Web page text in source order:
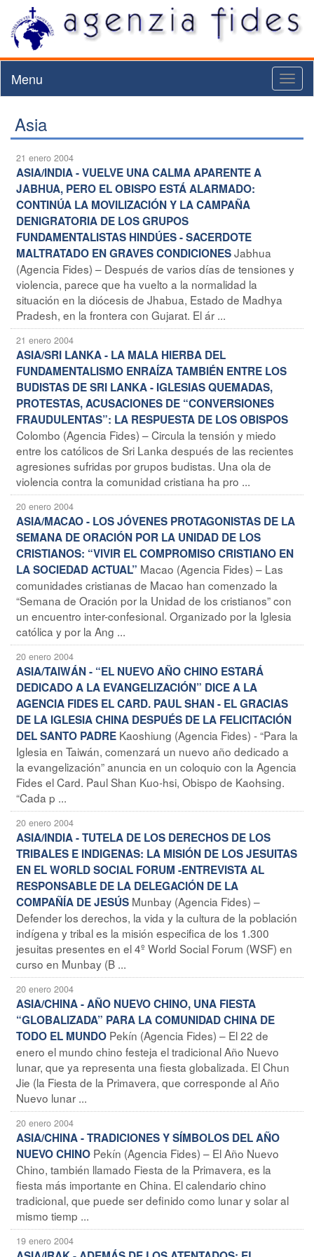
Menu
Asia
21 enero 2004
ASIA/INDIA - VUELVE UNA CALMA APARENTE A
JABHUA, PERO EL OBISPO ESTÁ ALARMADO:
CONTINÚA LA MOVILIZACIÓN Y LA CAMPAÑA
DENIGRATORIA DE LOS GRUPOS
FUNDAMENTALISTAS HINDÚES - SACERDOTE
MALTRATADO EN GRAVES CONDICIONESJabhua
(Agencia Fides) – Después de varios días de tensiones y
violencia, parece que ha vuelto a la normalidad la
situación en la diócesis de Jhabua, Estado de Madhya
Pradesh, en la frontera con Gujarat. El ár ...
21 enero 2004
ASIA/SRI LANKA - LA MALA HIERBA DEL
FUNDAMENTALISMO ENRAÍZA TAMBIÉN ENTRE LOS
BUDISTAS DE SRI LANKA - IGLESIAS QUEMADAS,
PROTESTAS, ACUSACIONES DE “CONVERSIONES
FRAUDULENTAS”: LA RESPUESTA DE LOS OBISPOS
Colombo (Agencia Fides) – Circula la tensión y miedo
entre los católicos de Sri Lanka después de las recientes
agresiones sufridas por grupos budistas. Una ola de
violencia contra la comunidad cristiana ha pro ...
20 enero 2004
ASIA/MACAO - LOS JÓVENES PROTAGONISTAS DE LA
SEMANA DE ORACIÓN POR LA UNIDAD DE LOS
CRISTIANOS: “VIVIR EL COMPROMISO CRISTIANO EN
LA SOCIEDAD ACTUAL” Macao (Agencia Fides) – Las
comunidades cristianas de Macao han comenzado la
“Semana de Oración por la Unidad de los cristianos” con
un encuentro inter-confesional. Organizado por la Iglesia
católica y por la Ang ...
20 enero 2004
ASIA/TAIWÁN - “EL NUEVO AÑO CHINO ESTARÁ
DEDICADO A LA EVANGELIZACIÓN” DICE A LA
AGENCIA FIDES EL CARD. PAUL SHAN - EL GRACIAS
DE LA IGLESIA CHINA DESPUÉS DE LA FELICITACIÓN
DEL SANTO PADRE Kaoshiung (Agencia Fides) - “Para la
Iglesia en Taiwán, comenzará un nuevo año dedicado a
la evangelización” anuncia en un coloquio con la Agencia
Fides el Card. Paul Shan Kuo-hsi, Obispo de Kaohsing.
“Cada p ...
20 enero 2004
ASIA/INDIA - TUTELA DE LOS DERECHOS DE LOS
TRIBALES E INDIGENAS: LA MISIÓN DE LOS JESUITAS
EN EL WORLD SOCIAL FORUM -ENTREVISTA AL
RESPONSABLE DE LA DELEGACIÓN DE LA
COMPAÑÍA DE JESÚS Munbay (Agencia Fides) –
Defender los derechos, la vida y la cultura de la población
indígena y tribal es la misión especifica de los 1.300
jesuitas presentes en el 4º World Social Forum (WSF) en
curso en Munbay (B ...
20 enero 2004
ASIA/CHINA - AÑO NUEVO CHINO, UNA FIESTA
“GLOBALIZADA” PARA LA COMUNIDAD CHINA DE
TODO EL MUNDO Pekín (Agencia Fides) – El 22 de
enero el mundo chino festeja el tradicional Año Nuevo
lunar, que ya representa una fiesta globalizada. El Chun
Jie (la Fiesta de la Primavera, que corresponde al Año
Nuevo lunar ...
20 enero 2004
ASIA/CHINA - TRADICIONES Y SÍMBOLOS DEL AÑO
NUEVO CHINO Pekín (Agencia Fides) – El Año Nuevo
Chino, también llamado Fiesta de la Primavera, es la
fiesta más importante en China. El calendario chino
tradicional, que puede ser definido como lunar y solar al
mismo tiemp ...
19 enero 2004